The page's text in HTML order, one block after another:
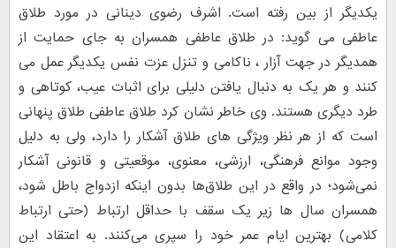
یکدیگر از بین رفته است. اشرف رضوی دینانی در مورد طلاق
عاطفی می گوید: در طلاق عاطفی همسران به جای حمایت از
همدیگر در جهت آزار ، ناکامی و تنزل عزت نفس یکدیگر عمل می‌
کنند و هر یک به دنبال یافتن دلیلی برای اثبات عیب، کوتاهی و
طرد دیگری هستند. وی خاطر نشان کرد طلاق عاطفی طلاق پنهانی
است که از هر نظر ویژگی های طلاق آشکار را دارد، ولی به دلیل
وجود موانع فرهنگی، ارزشی، معنوی، موقعیتی و قانونی آشکار
نمی‌شود؛ در واقع در این طلاق‌ها بدون اینکه ازدواج باطل شود،
همسران سال ها زیر یک سقف با حداقل ارتباط (حتی ارتباط
کلامی) بهترین ایام عمر خود را سپری می‌کنند. به اعتقاد این